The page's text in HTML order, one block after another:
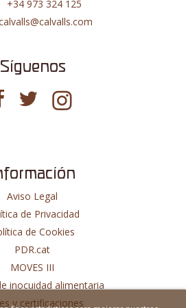
+34 973 324 125
Síguenos
Aviso Legal
de Privacidad
de Cookies
PDR.cat
MOVES III
inocuidad alimentaria
y certificaciones